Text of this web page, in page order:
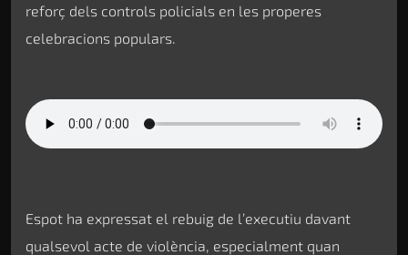
reforç dels controls policials en les properes
celebracions populars.
Espot ha expressat el rebuig de l’executiu davant
qualsevol acte de violència, especialment quan